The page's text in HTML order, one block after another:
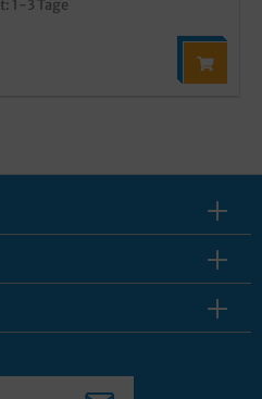
1-3 Tage